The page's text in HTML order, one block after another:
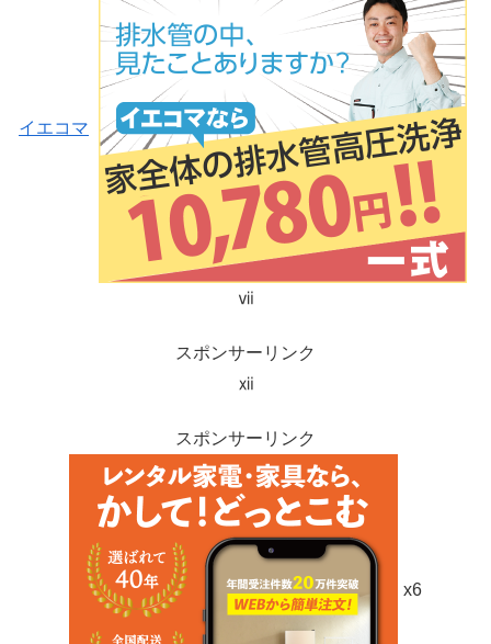
イエコマ
ⅶ
スポンサーリンク
ⅻ
スポンサーリンク
x6